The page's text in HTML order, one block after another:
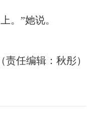
。”她说。
（责任编辑：秋彤）